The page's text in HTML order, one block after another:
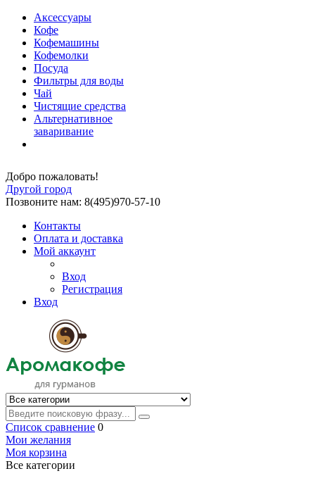
Аксессуары
Кофе
Кофемашины
Кофемолки
Посуда
Фильтры для воды
Чай
Чистящие средства
Альтернативное
заваривание
Добро пожаловать!
Другой город
Позвоните нам: 8(495)970-57-10
Контакты
Оплата и доставка
Мой аккаунт
Вход
Регистрация
Вход
Список сравнение 0
Мои желания
Моя корзина
Все категории